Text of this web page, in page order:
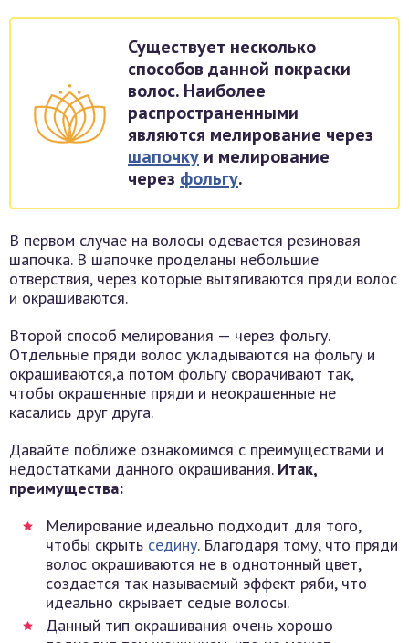
Существует несколько
способов данной покраски
волос. Наиболее
распространенными
являются мелирование через
шапочку и мелирование
через фольгу.
В первом случае на волосы одевается резиновая
шапочка. В шапочке проделаны небольшие
отверствия, через которые вытягиваются пряди волос
и окрашиваются.
Второй способ мелирования — через фольгу.
Отдельные пряди волос укладываются на фольгу и
окрашиваются,а потом фольгу сворачивают так,
чтобы окрашенные пряди и неокрашенные не
касались друг друга.
Давайте поближе ознакомимся с преимуществами и
недостатками данного окрашивания. Итак,
преимущества:
Мелирование идеально подходит для того,
чтобы скрыть седину. Благодаря тому, что пряди
волос окрашиваются не в однотонный цвет,
создается так называемый эффект ряби, что
идеально скрывает седые волосы.
Данный тип окрашивания очень хорошо